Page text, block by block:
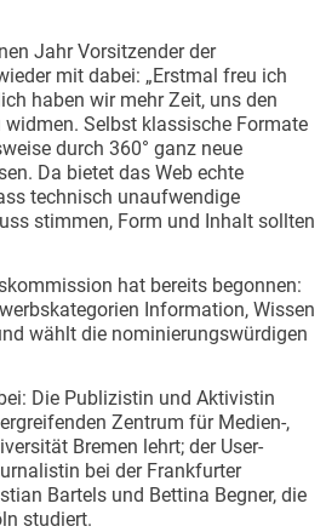
Jahr Vorsitzender der
mit dabei: „Erstmal freu ich
haben wir mehr Zeit, uns den
Selbst klassische Formate
durch 360° ganz neue
Da bietet das Web echte
technisch unaufwendige
stimmen, Form und Inhalt sollten
hat bereits begonnen:
Information, Wissen
wählt die nominierungswürdigen
Die Publizistin und Aktivistin
Zentrum für Medien-,
Bremen lehrt; der User-
bei der Frankfurter
Bartels und Bettina Begner, die
studiert.